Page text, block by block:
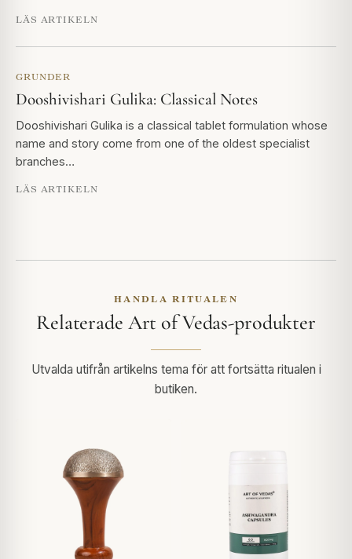
LÄS ARTIKELN
GRUNDER
Dooshivishari Gulika: Classical Notes
Dooshivishari Gulika is a classical tablet formulation whose
name and story come from one of the oldest specialist
branches…
LÄS ARTIKELN
HANDLA RITUALEN
Relaterade Art of Vedas-produkter
Utvalda utifrån artikelns tema för att fortsätta ritualen i
butiken.